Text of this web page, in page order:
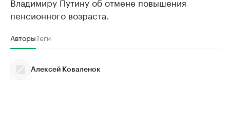
пенсионного возраста.
АвторыТеги
Алексей Коваленок